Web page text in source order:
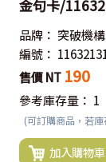
金句卡/
品牌： 突破機構
編號：
售價 NT 190
參考庫存量： 1
(可訂購商品，若
加入購物車